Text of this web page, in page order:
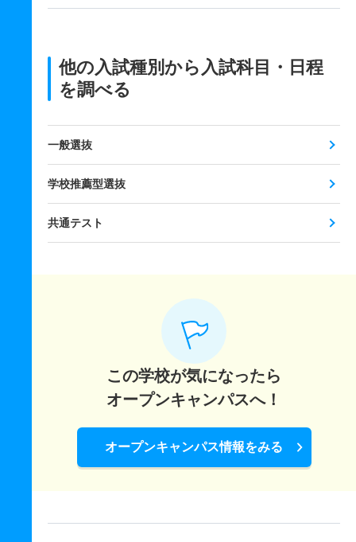
他の入試種別から入試科目・日程
を調べる
一般選抜
学校推薦型選抜
共通テスト
この学校が気になったら
オープンキャンパスへ！
オープンキャンパス情報をみる